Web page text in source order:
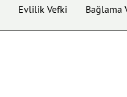
Evlilik Vefki Bağlama